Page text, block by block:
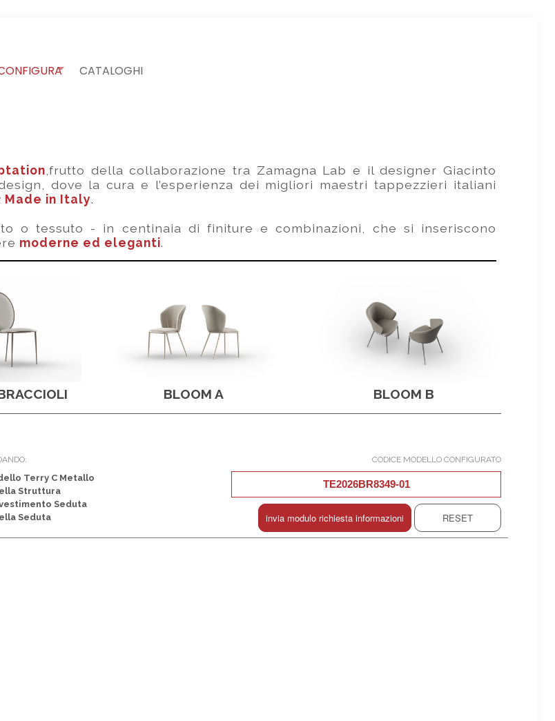
CATALOGHI
,frutto della collaborazione tra Zamagna Lab e il designer Giacinto
dove la cura e l’esperienza dei migliori maestri tappezzieri italiani
Made in Italy.
o tessuto - in centinaia di finiture e combinazioni, che si inseriscono
moderne ed eleganti.
BLOOM A BLOOM B